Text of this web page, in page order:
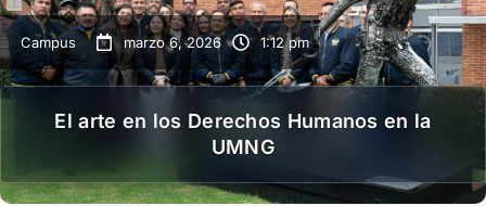
Campus marzo 6, 2026 1:12 pm
El arte en los Derechos Humanos en la
UMNG